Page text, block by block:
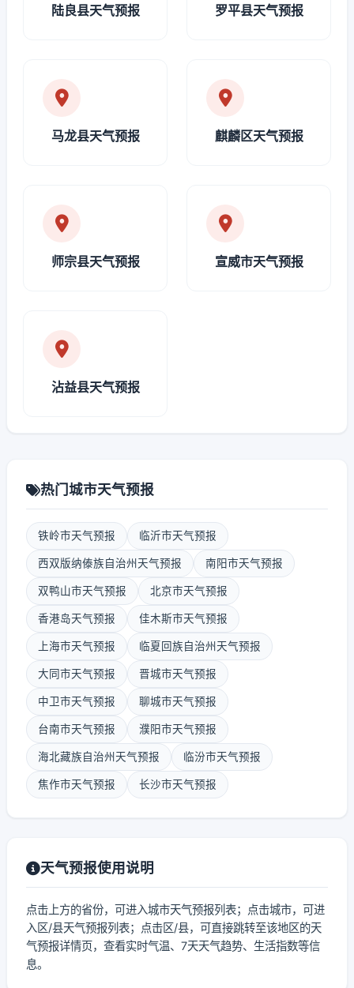
陆良县天气预报 罗平县天气预报
马龙县天气预报 麒麟区天气预报
师宗县天气预报 宣威市天气预报
沾益县天气预报
热门城市天气预报
铁岭市天气预报 临沂市天气预报
西双版纳傣族自治州天气预报 南阳市天气预报
双鸭山市天气预报 北京市天气预报
香港岛天气预报 佳木斯市天气预报
上海市天气预报 临夏回族自治州天气预报
大同市天气预报 晋城市天气预报
中卫市天气预报 聊城市天气预报
台南市天气预报 濮阳市天气预报
海北藏族自治州天气预报 临汾市天气预报
焦作市天气预报 长沙市天气预报
天气预报使用说明
点击上方的省份，可进入城市天气预报列表；点击城市，可进
入区/县天气预报列表；点击区/县，可直接跳转至该地区的天
气预报详情页，查看实时气温、7天天气趋势、生活指数等信
息。